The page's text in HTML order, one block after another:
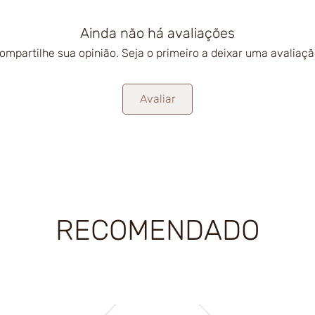
Ainda não há avaliações
sua opinião. Seja o primeiro a deixar uma
Avaliar
RECOMENDADO